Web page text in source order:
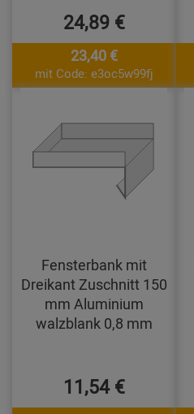
24,89 €
23,40 €
mit Code: e3oc5w99fj
Fensterbank mit
Dreikant Zuschnitt 150
mm Aluminium
walzblank 0,8 mm
11,54 €